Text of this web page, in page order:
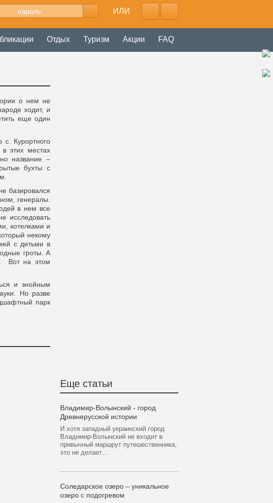
ИЛИ
Отдых Туризм Акции FAQ
о нем не
ходит, и
еще один
Курортного
этих местах
название –
бухты с
базировался
генералы.
в нем все
исследовать
котелками и
некому
с детьми в
гроты. А
Вот на этом
и знойным
Но разве
парк
Еще статьи
Владимир-Волынский - город
Древнерусской истории
И хотя западный украинский город
Владимир-Волынский не входит в
привычный маршрут путешественника,
это не делает…
Соледарское озеро – уникальное
озеро с подогревом